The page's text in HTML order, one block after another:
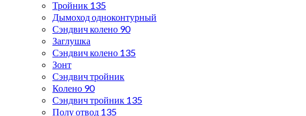
Тройник 135
Дымоход одноконтурный
Сэндвич колено 90
Заглушка
Сэндвич колено 135
Зонт
Сэндвич тройник
Колено 90
Сэндвич тройник 135
Полу отвод 135